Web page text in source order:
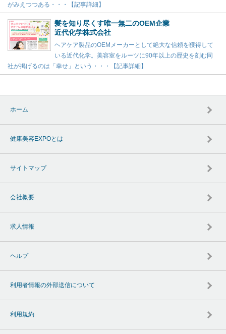
がみえつつある・・・【記事詳細】
髪を知り尽くす唯一無二のOEM企業
近代化学株式会社
ヘアケア製品のOEMメーカーとして絶大な信頼を獲得して
いる近代化学。美容室をルーツに90年以上の歴史を刻む同
社が掲げるのは「幸せ」という・・・【記事詳細】
ホーム
健康美容EXPOとは
サイトマップ
会社概要
求人情報
ヘルプ
利用者情報の外部送信について
利用規約